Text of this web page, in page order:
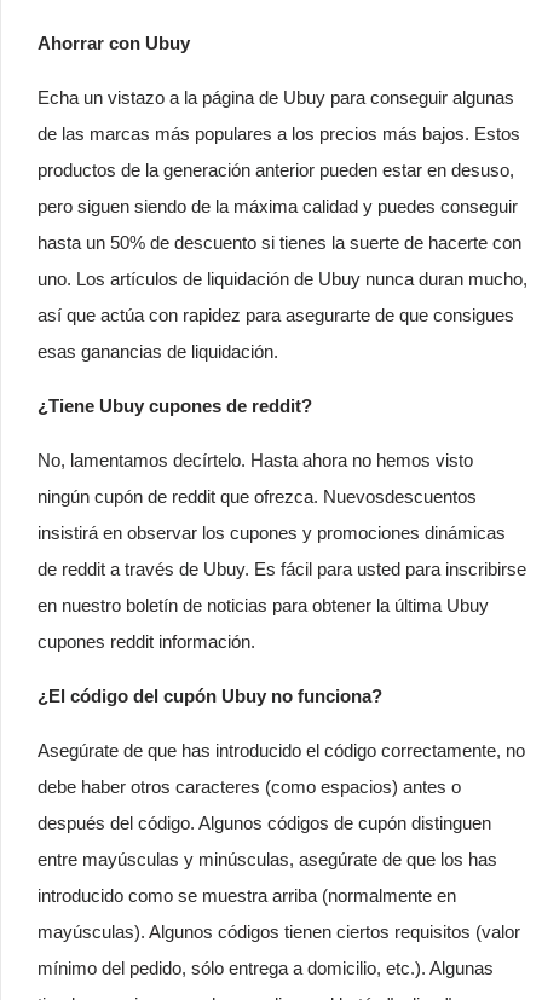
Ahorrar con Ubuy
Echa un vistazo a la página de Ubuy para conseguir algunas
de las marcas más populares a los precios más bajos. Estos
productos de la generación anterior pueden estar en desuso,
pero siguen siendo de la máxima calidad y puedes conseguir
hasta un 50% de descuento si tienes la suerte de hacerte con
uno. Los artículos de liquidación de Ubuy nunca duran mucho,
así que actúa con rapidez para asegurarte de que consigues
esas ganancias de liquidación.
¿Tiene Ubuy cupones de reddit?
No, lamentamos decírtelo. Hasta ahora no hemos visto
ningún cupón de reddit que ofrezca. Nuevosdescuentos
insistirá en observar los cupones y promociones dinámicas
de reddit a través de Ubuy. Es fácil para usted para inscribirse
en nuestro boletín de noticias para obtener la última Ubuy
cupones reddit información.
¿El código del cupón Ubuy no funciona?
Asegúrate de que has introducido el código correctamente, no
debe haber otros caracteres (como espacios) antes o
después del código. Algunos códigos de cupón distinguen
entre mayúsculas y minúsculas, asegúrate de que los has
introducido como se muestra arriba (normalmente en
mayúsculas). Algunos códigos tienen ciertos requisitos (valor
mínimo del pedido, sólo entrega a domicilio, etc.). Algunas